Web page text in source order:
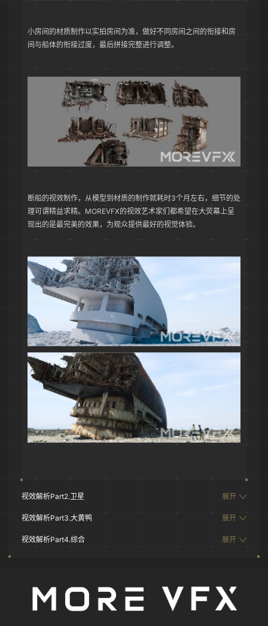
小房间的材质制作以实拍房间为准，做好不同房间之间的衔接和房
间与船体的衔接过度，最后拼接完整进行调整。
断船的视效制作，从模型到材质的制作就耗时3个月左右，细节的处
理可谓精益求精。MOREVFX的视效艺术家们都希望在大荧幕上呈
现出的是最完美的效果，为观众提供最好的视觉体验。
展开
视效解析Part2.卫星
展开
视效解析Part3.大黄鸭
展开
视效解析Part4.综合